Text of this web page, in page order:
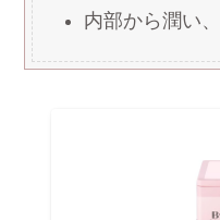
内部から潤い